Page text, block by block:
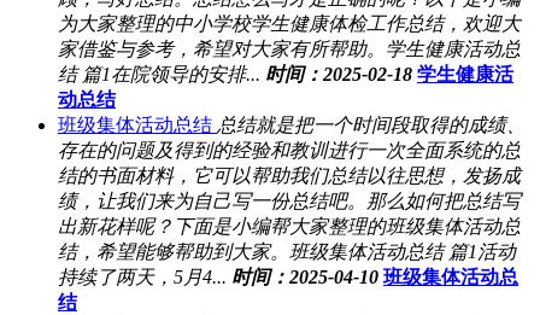
为大家整理的中小学校学生健康体检工作总结，欢迎大
家借鉴与参考，希望对大家有所帮助。学生健康活动总
结 篇1在院领导的安排... 时间：2025-02-18 学生健康活
动总结
班级集体活动总结 总结就是把一个时间段取得的成绩、
存在的问题及得到的经验和教训进行一次全面系统的总
结的书面材料，它可以帮助我们总结以往思想，发扬成
绩，让我们来为自己写一份总结吧。那么如何把总结写
出新花样呢？下面是小编帮大家整理的班级集体活动总
结，希望能够帮助到大家。班级集体活动总结 篇1活动
持续了两天，5月4... 时间：2025-04-10 班级集体活动总
结